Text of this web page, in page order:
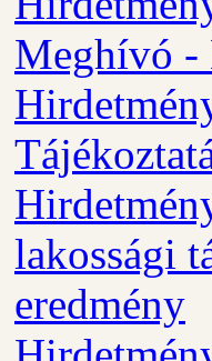
Meghívó -
lakossági
eredmény